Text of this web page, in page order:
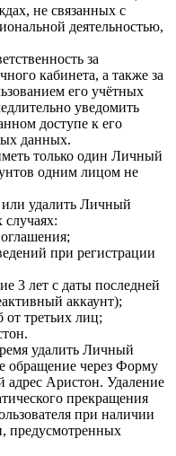
не связанных с
деятельностью,
за
кабинета, а также за
его учётных
уведомить
доступе к его
данных.
только один Личный
одним лицом не
или удалить Личный
при регистрации
3 лет с даты последней
аккаунт);
третьих лиц;
удалить Личный
обращение через Форму
адрес Аристон. Удаление
прекращения
при наличии
предусмотренных